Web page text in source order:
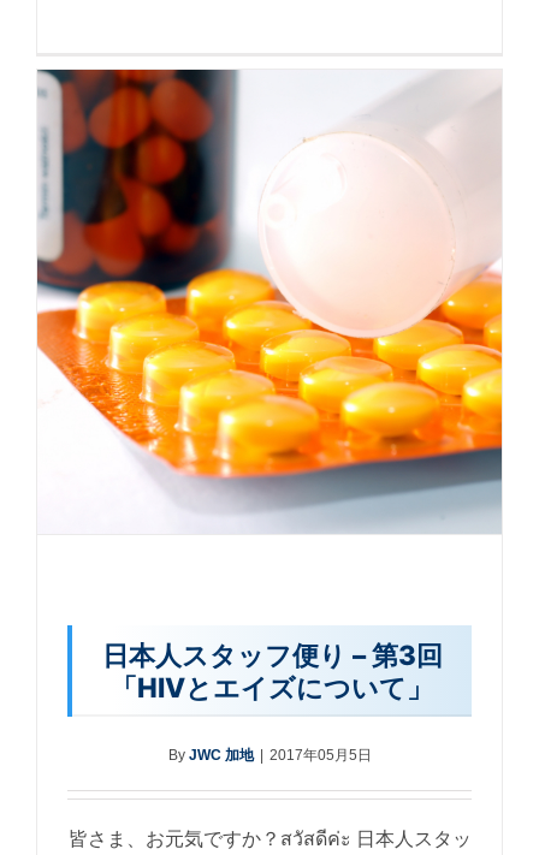
日本人スタッフ便り – 第3回
「HIVとエイズについて」
By JWC 加地 | 2017年05月5日
皆さま、お元気ですか？สวัสดีค่ะ 日本人スタッ